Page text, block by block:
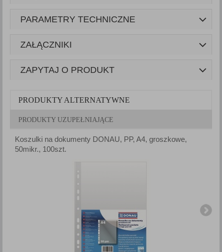
PARAMETRY TECHNICZNE
ZAŁĄCZNIKI
ZAPYTAJ O PRODUKT
PRODUKTY ALTERNATYWNE
PRODUKTY UZUPEŁNIAJĄCE
Koszulki na dokumenty DONAU, PP, A4, groszkowe,
50mikr., 100szt.